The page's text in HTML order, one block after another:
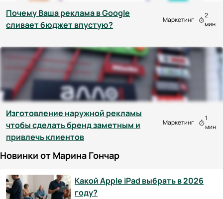
Почему Ваша реклама в Google
сливает бюджет впустую?
Маркетинг
2
мин
Изготовление наружной рекламы
чтобы сделать бренд заметным и
привлечь клиентов
Маркетинг
1
мин
Новинки от Марина Гончар
Какой Apple iPad выбрать в 2026
году?